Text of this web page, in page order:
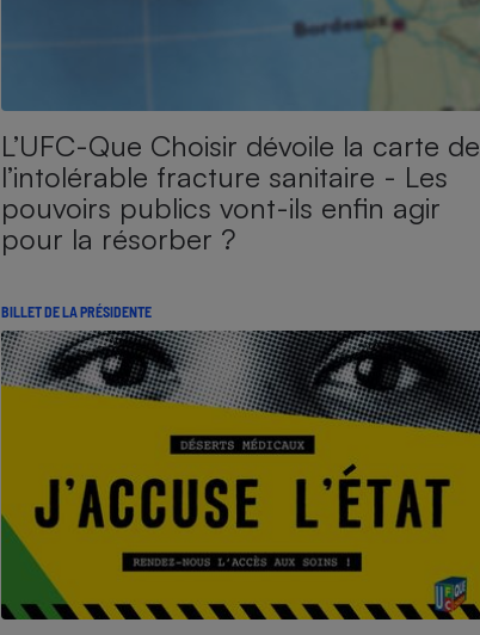
L’UFC-Que Choisir dévoile la carte de
l’intolérable fracture sanitaire - Les
pouvoirs publics vont-ils enfin agir
pour la résorber ?
BILLET DE LA PRÉSIDENTE